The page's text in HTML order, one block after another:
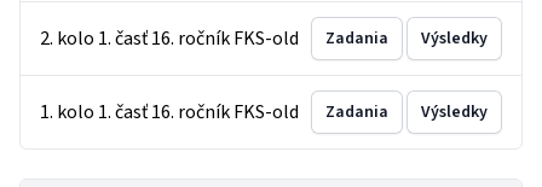
2. kolo 1. časť 16. ročník FKS-old Zadania Výsledky
1. kolo 1. časť 16. ročník FKS-old Zadania Výsledky